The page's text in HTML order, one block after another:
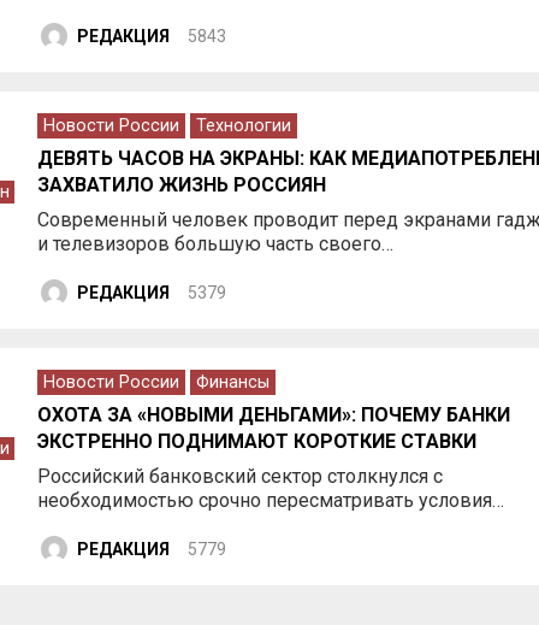
РЕДАКЦИЯ 5843
Новости России Технологии
ДЕВЯТЬ ЧАСОВ НА ЭКРАНЫ: КАК
ЗАХВАТИЛО ЖИЗНЬ РОССИЯН
Современный человек проводит перед экранами
и телевизоров большую часть своего…
РЕДАКЦИЯ 5379
Новости России Финансы
ОХОТА ЗА «НОВЫМИ ДЕНЬГАМИ»: ПОЧЕМУ БАНКИ
ЭКСТРЕННО ПОДНИМАЮТ КОРОТКИЕ СТАВКИ
Российский банковский сектор столкнулся с
необходимостью срочно пересматривать условия…
РЕДАКЦИЯ 5779